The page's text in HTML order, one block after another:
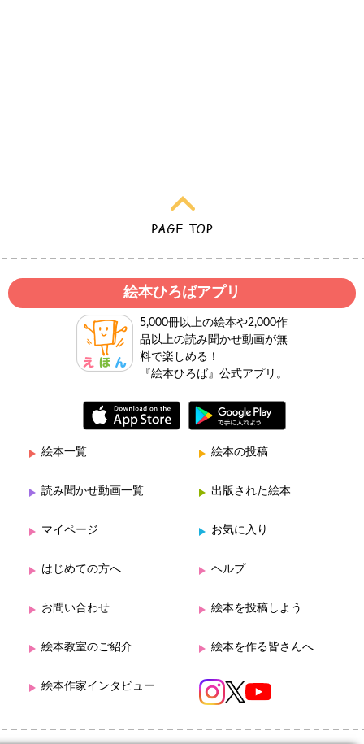
絵本ひろばアプリ
5,000冊以上の絵本や2,000作
品以上の読み聞かせ動画が無
料で楽しめる！
『絵本ひろば』公式アプリ。
絵本一覧 絵本の投稿
読み聞かせ動画一覧 出版された絵本
マイページ お気に入り
はじめての方へ ヘルプ
お問い合わせ 絵本を投稿しよう
絵本教室のご紹介 絵本を作る皆さんへ
絵本作家インタビュー